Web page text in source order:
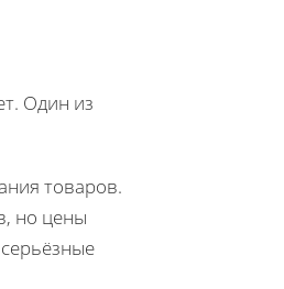
Один из
товаров.
но цены